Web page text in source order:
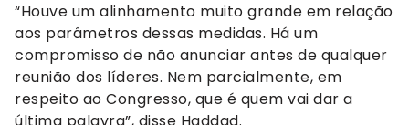
“Houve um alinhamento muito grande em relação
aos parâmetros dessas medidas. Há um
compromisso de não anunciar antes de qualquer
reunião dos líderes. Nem parcialmente, em
respeito ao Congresso, que é quem vai dar a